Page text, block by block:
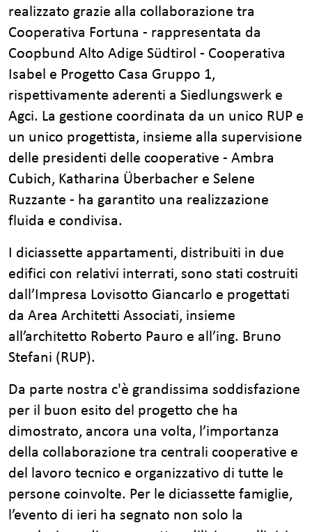
realizzato grazie alla collaborazione tra
Cooperativa Fortuna - rappresentata da
Coopbund Alto Adige Südtirol - Cooperativa
Isabel e Progetto Casa Gruppo 1,
rispettivamente aderenti a Siedlungswerk e
Agci. La gestione coordinata da un unico RUP e
un unico progettista, insieme alla supervisione
delle presidenti delle cooperative - Ambra
Cubich, Katharina Überbacher e Selene
Ruzzante - ha garantito una realizzazione
fluida e condivisa.
I diciassette appartamenti, distribuiti in due
edifici con relativi interrati, sono stati costruiti
dall’Impresa Lovisotto Giancarlo e progettati
da Area Architetti Associati, insieme
all’architetto Roberto Pauro e all’ing. Bruno
Stefani (RUP).
Da parte nostra c'è grandissima soddisfazione
per il buon esito del progetto che ha
dimostrato, ancora una volta, l’importanza
della collaborazione tra centrali cooperative e
del lavoro tecnico e organizzativo di tutte le
persone coinvolte. Per le diciassette famiglie,
l’evento di ieri ha segnato non solo la